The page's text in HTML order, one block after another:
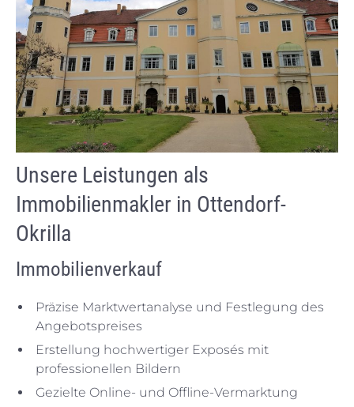
Unsere Leistungen als
Immobilienmakler in Ottendorf-
Okrilla
Immobilienverkauf
Präzise Marktwertanalyse und Festlegung des
Angebotspreises
Erstellung hochwertiger Exposés mit
professionellen Bildern
Gezielte Online- und Offline-Vermarktung